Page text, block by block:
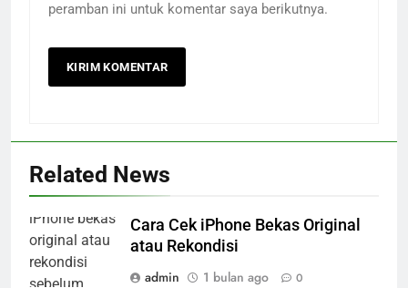
peramban ini untuk komentar saya berikutnya.
Related News
Cara Cek iPhone Bekas Original
atau Rekondisi
admin
1 bulan ago 0